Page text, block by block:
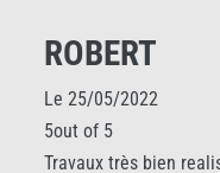
ROBERT
Le 25/05/2022
5out of 5
Travaux très bien realises